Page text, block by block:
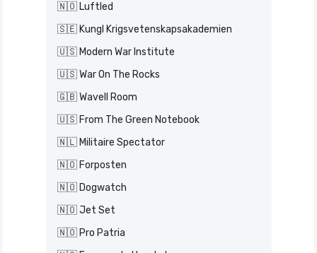
🇳🇴 Luftled
🇸🇪 Kungl Krigsvetenskapsakademien
🇺🇸 Modern War Institute
🇺🇸 War On The Rocks
🇬🇧 Wavell Room
🇺🇸 From The Green Notebook
🇳🇱 Militaire Spectator
🇳🇴 Forposten
🇳🇴 Dogwatch
🇳🇴 Jet Set
🇳🇴 Pro Patria